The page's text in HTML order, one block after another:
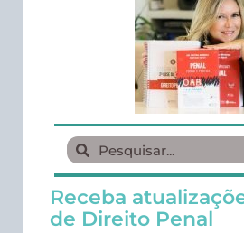
Receba
de Direito Penal